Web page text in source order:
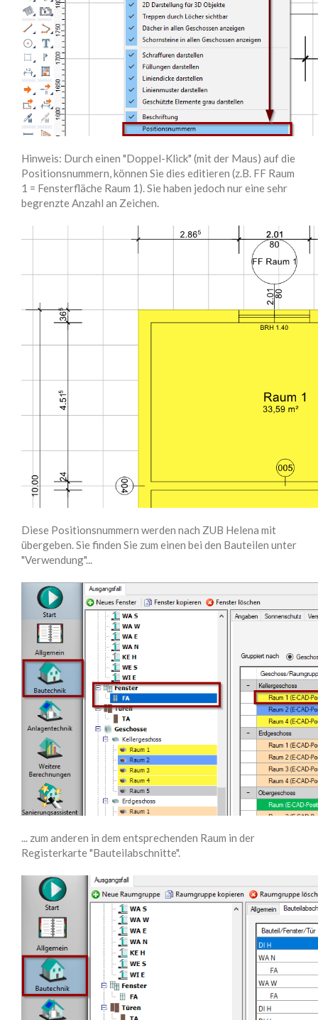
Hinweis: Durch einen "Doppel-Klick" (mit der Maus) auf die
Positionsnummern, können Sie dies editieren (z.B. FF Raum
1 = Fensterfläche Raum 1). Sie haben jedoch nur eine sehr
begrenzte Anzahl an Zeichen.
Diese Positionsnummern werden nach ZUB Helena mit
übergeben. Sie finden Sie zum einen bei den Bauteilen unter
"Verwendung"...
... zum anderen in dem entsprechenden Raum in der
Registerkarte "Bauteilabschnitte".